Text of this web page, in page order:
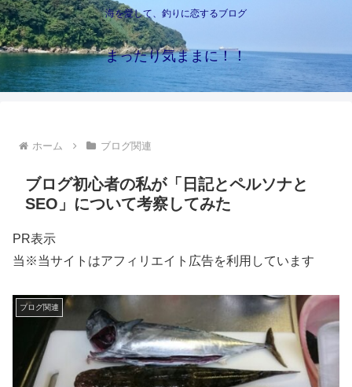
海を愛して、釣りに恋するブログ
まったり気ままに！！
ホーム ブログ関連
ブログ初心者の私が「日記とペルソナと
SEO」について考察してみた
PR表示
当※当サイトはアフィリエイト広告を利用しています
ブログ関連